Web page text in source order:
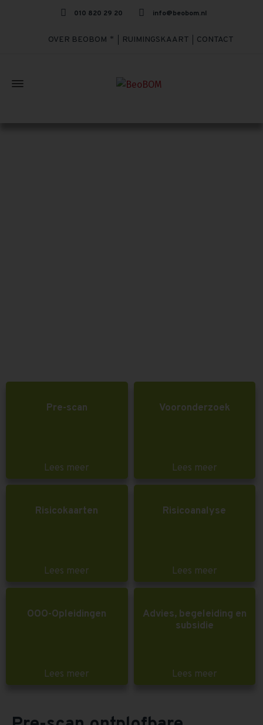
010 820 29 20 info@beobom.nl
OVER BEOBOM RUIMINGSKAART CONTACT
Pre-scan
Lees meer
Vooronderzoek
Lees meer
Risicokaarten
Lees meer
Risicoanalyse
Lees meer
OOO-Opleidingen
Lees meer
Advies, begeleiding en
subsidie
Lees meer